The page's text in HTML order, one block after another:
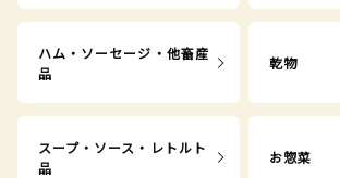
ハム・ソーセージ・他畜産
品
乾物
スープ・ソース・レトルト
品
お惣菜